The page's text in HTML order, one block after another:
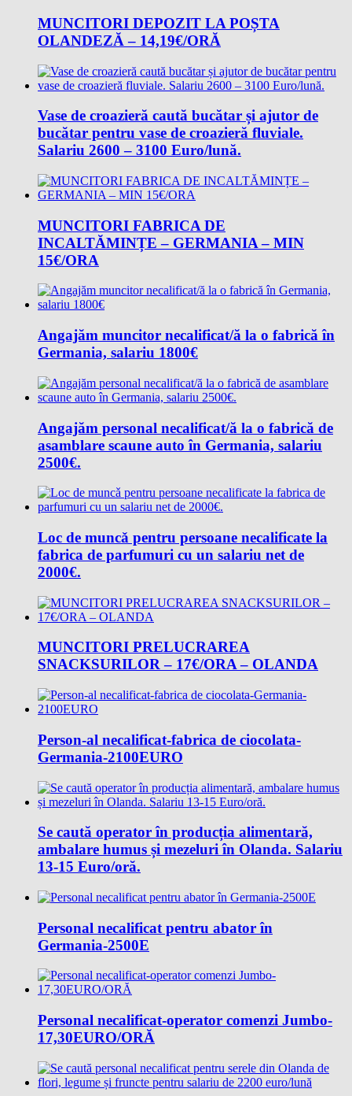
MUNCITORI DEPOZIT LA POȘTA
OLANDEZĂ – 14,19€/ORĂ
Vase de croazieră caută bucătar și ajutor de
bucătar pentru vase de croazieră fluviale.
Salariu 2600 – 3100 Euro/lună.
MUNCITORI FABRICA DE
INCALTĂMINȚE – GERMANIA – MIN
15€/ORA
Angajăm muncitor necalificat/ă la o fabrică în
Germania, salariu 1800€
Angajăm personal necalificat/ă la o fabrică de
asamblare scaune auto în Germania, salariu
2500€.
Loc de muncǎ pentru persoane necalificate la
fabrica de parfumuri cu un salariu net de
2000€.
MUNCITORI PRELUCRAREA
SNACKSURILOR – 17€/ORA – OLANDA
Person-al necalificat-fabrica de ciocolata-
Germania-2100EURO
Se caută operator în producția alimentară,
ambalare humus și mezeluri în Olanda. Salariu
13-15 Euro/oră.
Personal necalificat pentru abator în
Germania-2500E
Personal necalificat-operator comenzi Jumbo-
17,30EURO/ORĂ